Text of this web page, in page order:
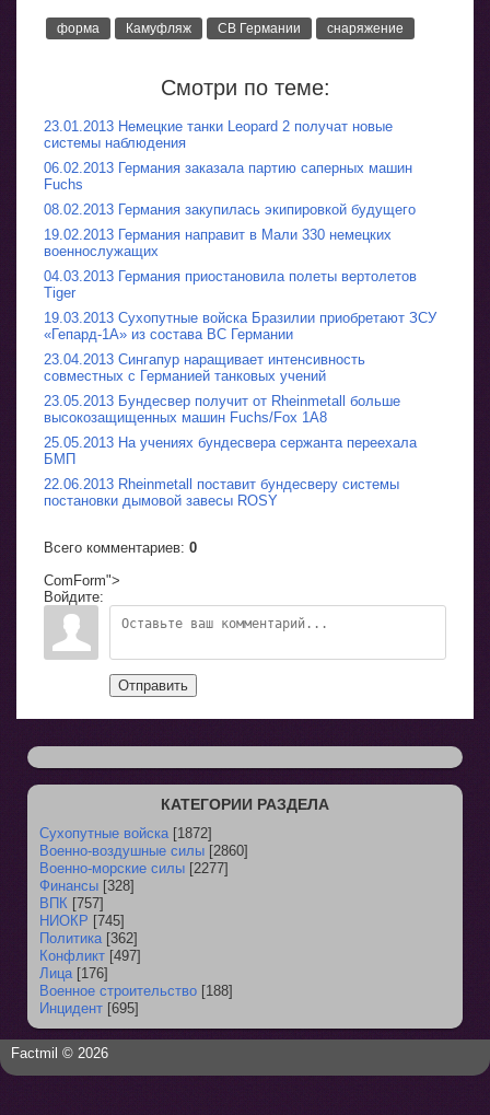
форма Камуфляж СВ Германии снаряжение
Смотри по теме:
23.01.2013 Немецкие танки Leopard 2 получат новые
системы наблюдения
06.02.2013 Германия заказала партию саперных машин
Fuchs
08.02.2013 Германия закупилась экипировкой будущего
19.02.2013 Германия направит в Мали 330 немецких
военнослужащих
04.03.2013 Германия приостановила полеты вертолетов
Tiger
19.03.2013 Сухопутные войска Бразилии приобретают ЗСУ
«Гепард-1A» из состава ВС Германии
23.04.2013 Сингапур наращивает интенсивность
совместных с Германией танковых учений
23.05.2013 Бундесвер получит от Rheinmetall больше
высокозащищенных машин Fuchs/Fox 1A8
25.05.2013 На учениях бундесвера сержанта переехала
БМП
22.06.2013 Rheinmetall поставит бундесверу системы
постановки дымовой завесы ROSY
Всего комментариев: 0
ComForm">
Войдите:
Отправить
КАТЕГОРИИ РАЗДЕЛА
Сухопутные войска [1872]
Военно-воздушные силы [2860]
Военно-морские силы [2277]
Финансы [328]
ВПК [757]
НИОКР [745]
Политика [362]
Конфликт [497]
Лица [176]
Военное строительство [188]
Инцидент [695]
Factmil © 2026